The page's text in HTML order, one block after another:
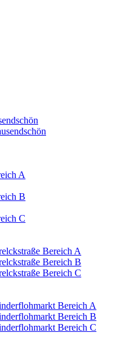
A
B
C
Bereich A
Bereich B
Bereich C
Bereich A
Bereich B
Bereich C